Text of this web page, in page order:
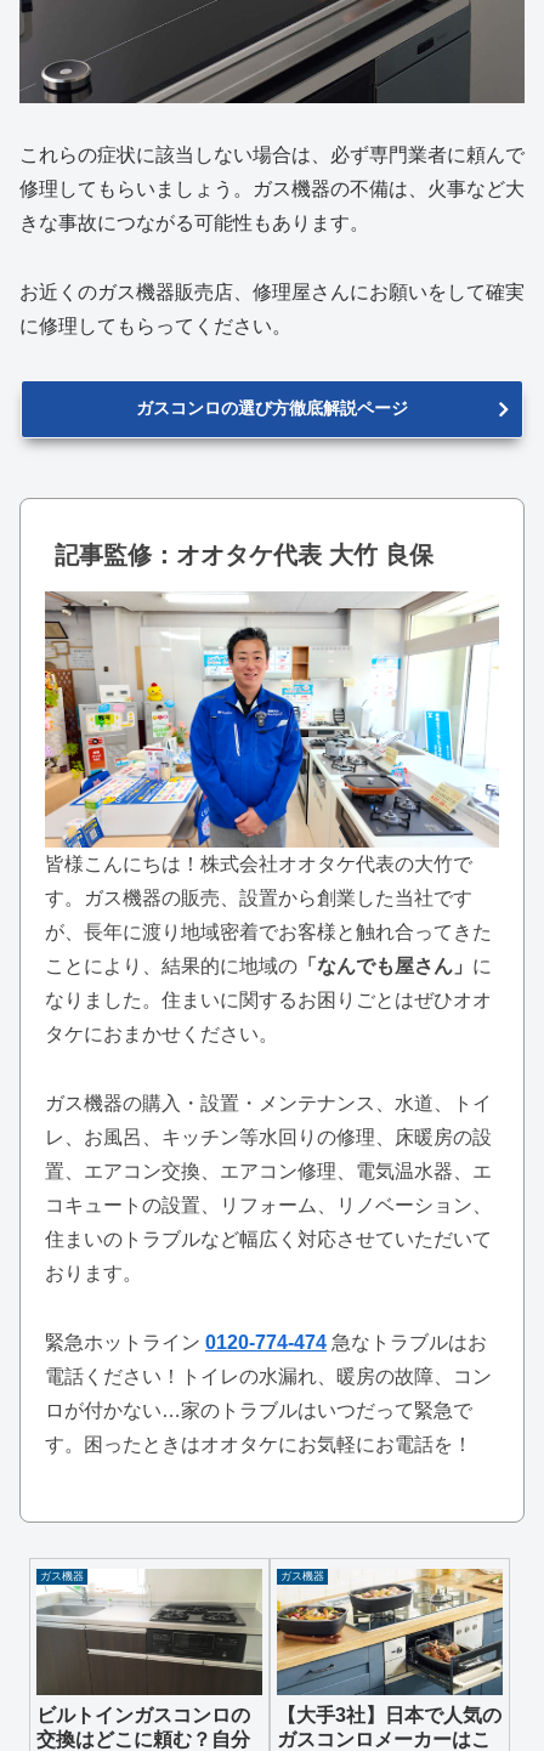
これらの症状に該当しない場合は、必ず専門業者に頼んで
修理してもらいましょう。ガス機器の不備は、火事など大
きな事故につながる可能性もあります。
お近くのガス機器販売店、修理屋さんにお願いをして確実
に修理してもらってください。
ガスコンロの選び方徹底解説ページ
記事監修：オオタケ代表 大竹 良保
皆様こんにちは！株式会社オオタケ代表の大竹で
す。ガス機器の販売、設置から創業した当社です
が、長年に渡り地域密着でお客様と触れ合ってきた
ことにより、結果的に地域の 「なんでも屋さん」 に
なりました。住まいに関するお困りごとはぜひオオ
タケにおまかせください。
ガス機器の購入・設置・メンテナンス、水道、トイ
レ、お風呂、キッチン等水回りの修理、床暖房の設
置、エアコン交換、エアコン修理、電気温水器、エ
コキュートの設置、リフォーム、リノベーション、
住まいのトラブルなど幅広く対応させていただいて
おります。
緊急ホットライン 0120-774-474 急なトラブルはお
電話ください！トイレの水漏れ、暖房の故障、コン
ロが付かない…家のトラブルはいつだって緊急で
す。困ったときはオオタケにお気軽にお電話を！
ガス機器
ビルトインガスコンロの
交換はどこに頼む？自分
ガス機器
【大手3社】日本で人気の
ガスコンロメーカーはこ